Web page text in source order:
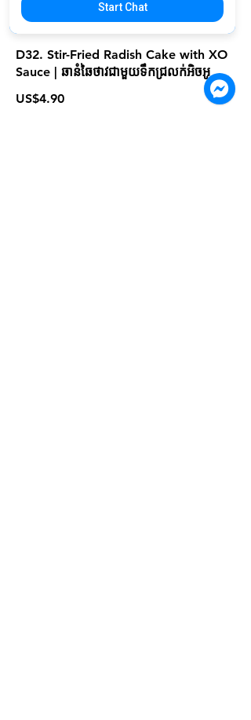
D32. Stir-Fried Radish Cake with XO
Sauce | ឆានំឆៃថាវជាមួយទឹកជ្រលក់អិចអូ
US$4.90
Start Chat